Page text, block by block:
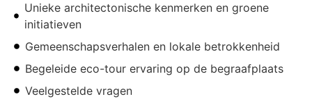
Unieke architectonische kenmerken en groene
initiatieven
Gemeenschapsverhalen en lokale betrokkenheid
Begeleide eco-tour ervaring op de begraafplaats
Veelgestelde vragen